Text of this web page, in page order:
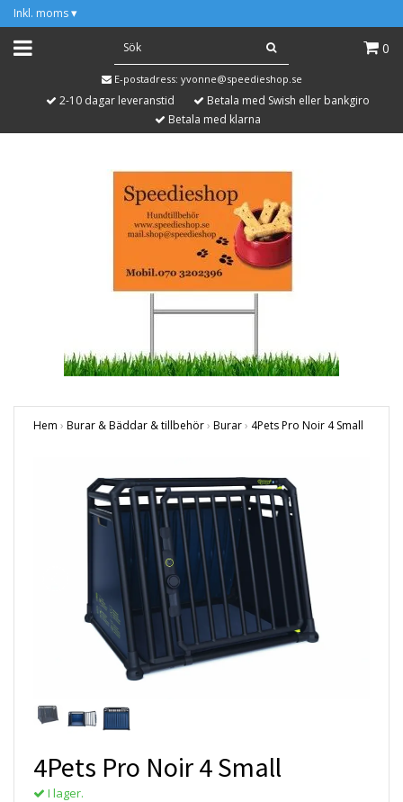
Inkl. moms ▾
0
E-postadress: yvonne@speedieshop.se
2-10 dagar leveranstid
Betala med Swish eller bankgiro
Betala med klarna
Hem › Burar & Bäddar & tillbehör› Burar› 4Pets Pro Noir 4 Small
4Pets Pro Noir 4 Small
I lager.